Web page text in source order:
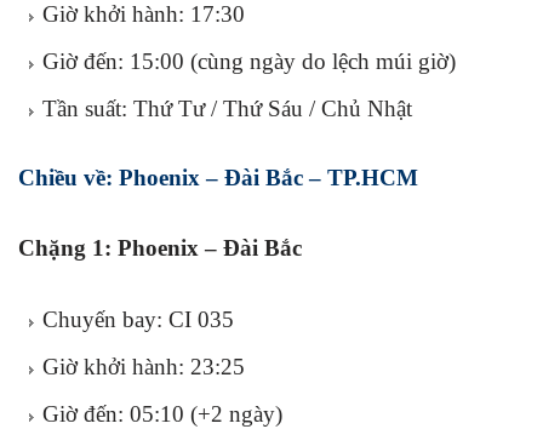
Giờ khởi hành: 17:30
Giờ đến: 15:00 (cùng ngày do lệch múi giờ)
Tần suất: Thứ Tư / Thứ Sáu / Chủ Nhật
Chiều về: Phoenix – Đài Bắc – TP.HCM
Chặng 1: Phoenix – Đài Bắc
Chuyến bay: CI 035
Giờ khởi hành: 23:25
Giờ đến: 05:10 (+2 ngày)